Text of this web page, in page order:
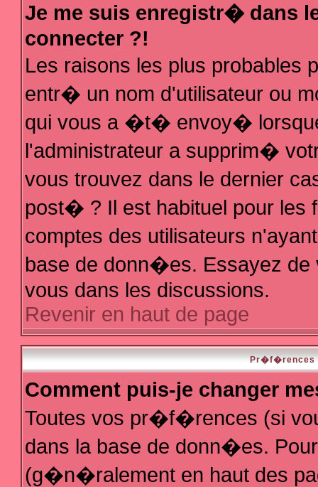
Je me suis enregistr� dans
connecter ?!
Les raisons les plus probables
entr� un nom d'utilisateur ou
qui vous a �t� envoy�
l'administrateur a supprim�
vous trouvez dans le dernier
post� ? Il est habituel pour les
comptes des utilisateurs
base de donn�es. Essayez de
vous dans les discussions.
Revenir en haut de page
Pr�f�rences
Comment puis-je changer
Toutes vos pr�f�rences (si
dans la base de donn�es.
(g�n�ralement en haut des